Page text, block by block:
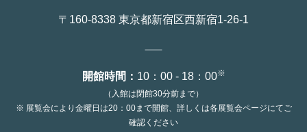
〒160-8338 東京都新宿区西新宿1-26-1
開館時間： 10：00 - 18：00※
（入館は閉館30分前まで）
※ 展覧会により金曜日は20：00まで開館、詳しくは各展覧会ページにてご
確認ください